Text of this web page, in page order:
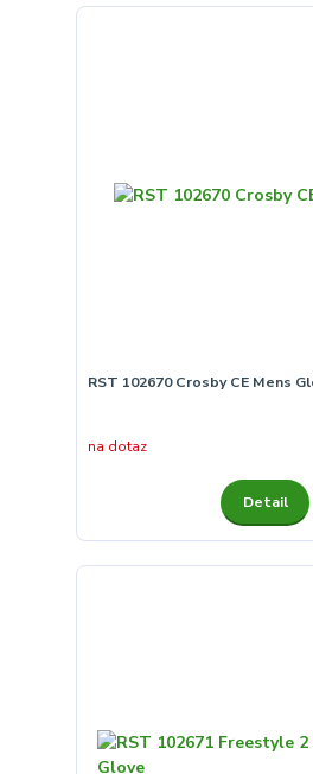
RST 102670 Crosby CE Mens
na dotaz
Detail